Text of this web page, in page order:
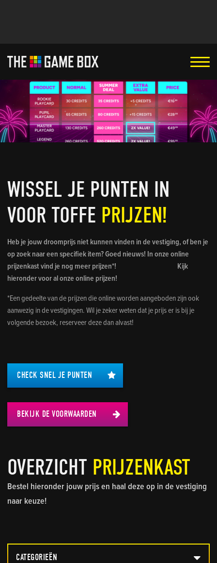
WISSEL JE PUNTEN IN
VOOR TOFFE PRIJZEN!
Heb je jouw droomprijs niet kunnen vinden in de vestiging, of ben je
op zoek naar een specifiek item? Goed nieuws! In onze online
prijzenkast vind je nog meer prijzen*! Kijk
hieronder voor al onze online prijzen!
*Een gedeelte van de prijzen die online worden aangeboden zijn ook
aanwezig in de vestigingen. Wil je zeker weten dat je prijs er is bij je
volgende bezoek, reserveer deze dan alvast!
CHECK SNEL JE PUNTEN
BEKIJK DE VOORWAARDEN
OVERZICHT PRIJZENKAST
Bestel hieronder jouw prijs en haal deze op in de vestiging
naar keuze!
CATEGORIEËN